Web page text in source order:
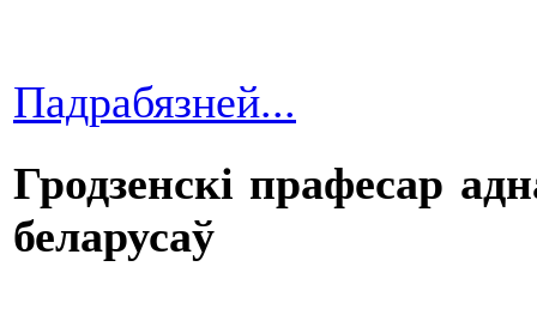
Падрабязней...
Гродзенскі прафесар
беларусаў